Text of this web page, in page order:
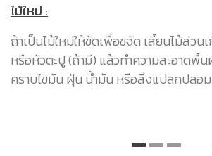
ไม้ใหม่ :
ถ้าเป็นไม้ใหม่ให้ขัดเพื่อขจัด เสี้ยนไม้ส่วน
หรือหัวตะปู (ถ้ามี) แล้วทำความสะอาดพื้น
คราบไขมัน ฝุ่น น้ำมัน หรือสิ่งแปลกปลอม